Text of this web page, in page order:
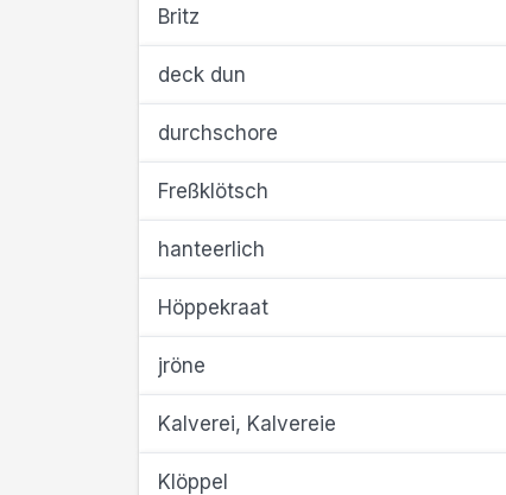
Britz
deck dun
durchschore
Freßklötsch
hanteerlich
Höppekraat
jröne
Kalverei, Kalvereie
Klöppel